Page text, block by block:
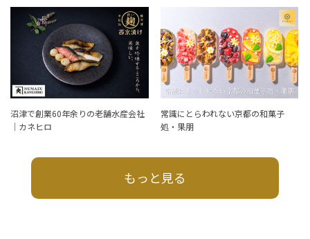
沼津で創業60年余りの老舗水産会社
｜カネヒロ
常識にとらわれない京都の和菓子
処・果朋
もっと見る